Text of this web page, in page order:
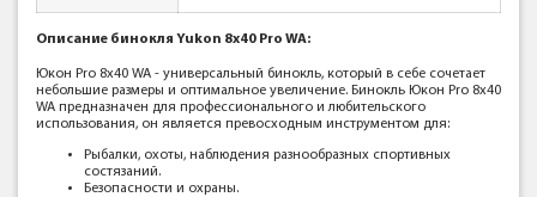
Описание бинокля Yukon 8x40 Pro WA:
Юкон Pro 8x40 WA - универсальный бинокль, который в себе сочетает
небольшие размеры и оптимальное увеличение. Бинокль Юкон Pro 8x40
WA предназначен для профессионального и любительского
использования, он является превосходным инструментом для:
Рыбалки, охоты, наблюдения разнообразных спортивных
состязаний.
Безопасности и охраны.